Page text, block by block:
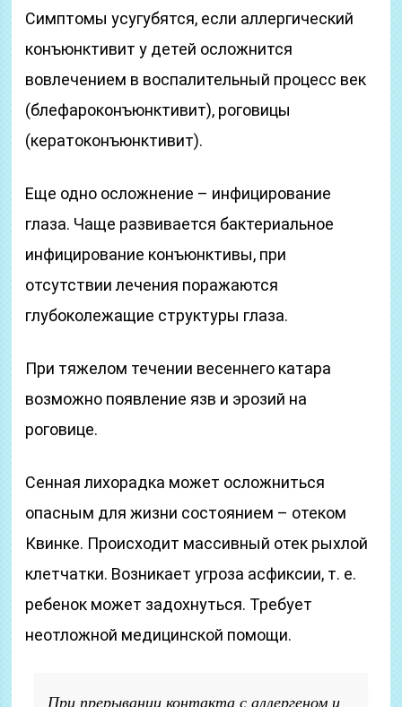
Симптомы усугубятся, если аллергический
конъюнктивит у детей осложнится
вовлечением в воспалительный процесс век
(блефароконъюнктивит), роговицы
(кератоконъюнктивит).
Еще одно осложнение – инфицирование
глаза. Чаще развивается бактериальное
инфицирование конъюнктивы, при
отсутствии лечения поражаются
глубоколежащие структуры глаза.
При тяжелом течении весеннего катара
возможно появление язв и эрозий на
роговице.
Сенная лихорадка может осложниться
опасным для жизни состоянием – отеком
Квинке. Происходит массивный отек рыхлой
клетчатки. Возникает угроза асфиксии, т. е.
ребенок может задохнуться. Требует
неотложной медицинской помощи.
При прерывании контакта с аллергеном и